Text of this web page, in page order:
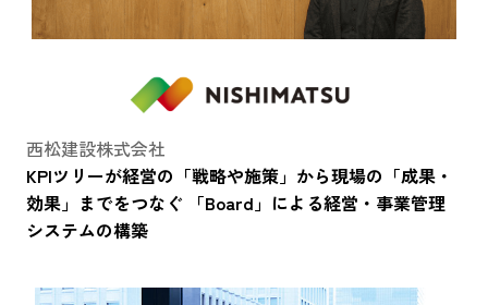
西松建設株式会社
KPIツリーが経営の「戦略や施策」から現場の「成果・
効果」までをつなぐ 「Board」による経営・事業管理
システムの構築